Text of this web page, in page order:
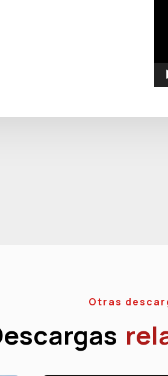
Otras